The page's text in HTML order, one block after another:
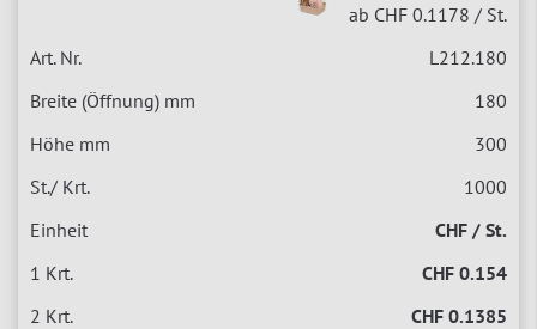
ab CHF 0.1178 / St.
L212.180
180
300
1000
CHF / St.
CHF 0.154
CHF 0.1385